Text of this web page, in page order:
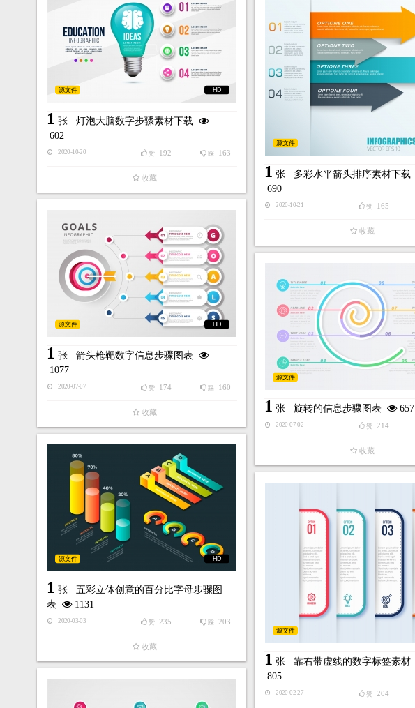
源文件
1 张 多彩水平箭头排序素材下载
690
2020-10-21 赞 165
收藏
HD
源文件
1 张 灯泡大脑数字步骤素材下载
602
2020-10-20 踩 163
赞 192
收藏
HD
源文件
1 张 箭头枪靶数字信息步骤图表
1077
2020-07-07 踩 160
赞 174
收藏
源文件
1 张 旋转的信息步骤图表 657
2020-07-02 赞 214
收藏
HD
源文件
1 张 五彩立体创意的百分比字母步骤图
表
1131
2020-03-03 踩 203
赞 235
收藏
源文件
1 张 靠右带虚线的数字标签素材
805
2020-02-27 赞 204